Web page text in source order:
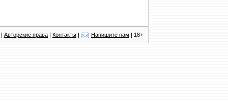
| Авторские права | Контакты | Напишите нам | 18+